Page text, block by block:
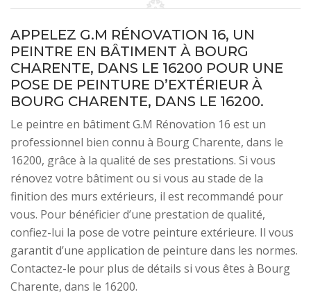
APPELEZ G.M RÉNOVATION 16, UN
PEINTRE EN BÂTIMENT À BOURG
CHARENTE, DANS LE 16200 POUR UNE
POSE DE PEINTURE D’EXTÉRIEUR À
BOURG CHARENTE, DANS LE 16200.
Le peintre en bâtiment G.M Rénovation 16 est un
professionnel bien connu à Bourg Charente, dans le
16200, grâce à la qualité de ses prestations. Si vous
rénovez votre bâtiment ou si vous au stade de la
finition des murs extérieurs, il est recommandé pour
vous. Pour bénéficier d’une prestation de qualité,
confiez-lui la pose de votre peinture extérieure. Il vous
garantit d’une application de peinture dans les normes.
Contactez-le pour plus de détails si vous êtes à Bourg
Charente, dans le 16200.